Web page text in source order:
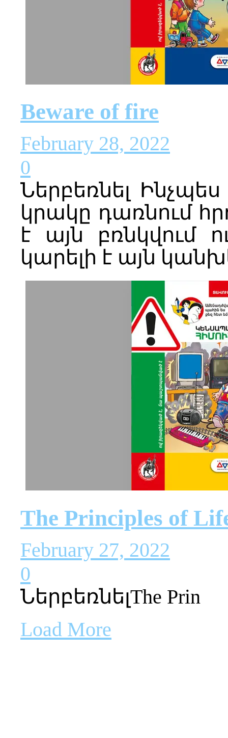
Beware of fire
February 28, 2022
0
Ներբեռնել
կրակը դառնում
է այն բռնկվում
կարելի է այն
The Principles of
February 27, 2022
0
ՆերբեռնելThe Prin
Load More